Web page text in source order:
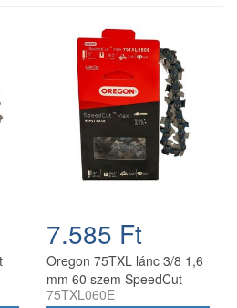
7.585 Ft
Oregon 75TXL lánc 3/8 1,6
mm 60 szem SpeedCut
Max
75TXL060E